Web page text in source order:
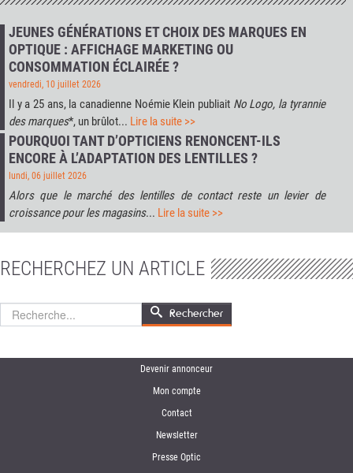
JEUNES GÉNÉRATIONS ET CHOIX DES MARQUES EN
OPTIQUE : AFFICHAGE MARKETING OU
CONSOMMATION ÉCLAIRÉE ?
vendredi, 10 juillet 2026
Il y a 25 ans, la canadienne Noémie Klein publiait No Logo, la tyrannie
des marques*, un brûlot... Lire la suite >>
POURQUOI TANT D’OPTICIENS RENONCENT-ILS
ENCORE À L’ADAPTATION DES LENTILLES ?
lundi, 06 juillet 2026
Alors que le marché des lentilles de contact reste un levier de
croissance pour les magasins... Lire la suite >>
RECHERCHEZ UN ARTICLE
Rechercher Rechercher
Devenir annonceur
Mon compte
Contact
Newsletter
Presse Optic